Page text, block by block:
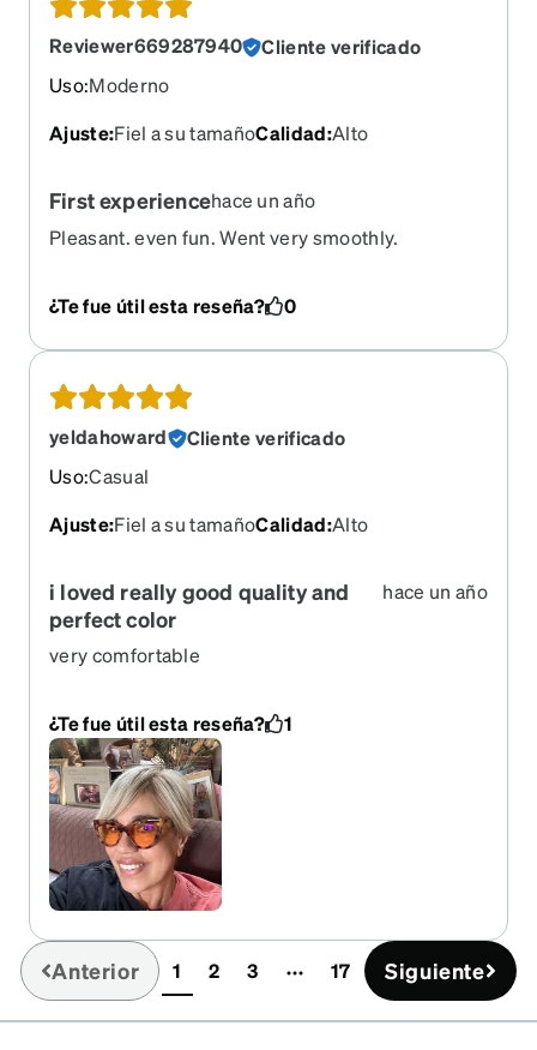
Reviewer669287940
Cliente verificado
Uso:Moderno
Ajuste:Fiel a su tamañoCalidad:Alto
First experiencehace un año
Pleasant. even fun. Went very smoothly.
¿Te fue útil esta reseña? 0
yeldahoward
Cliente verificado
Uso:Casual
Ajuste:Fiel a su tamañoCalidad:Alto
i loved really good quality and
perfect color
hace un año
very comfortable
¿Te fue útil esta reseña? 1
Anterior 1(current)
2 3 17 Siguiente